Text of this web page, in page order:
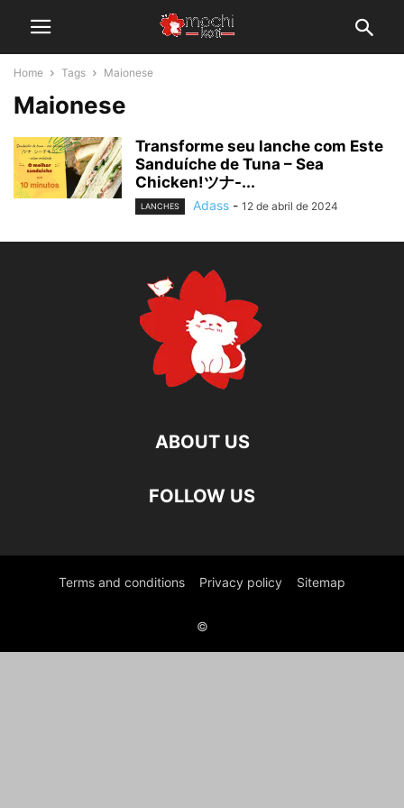
Home Tags Maionese
Maionese
Transforme seu lanche com Este
Sanduíche de Tuna – Sea
Chicken!ツナ-...
LANCHES Adass - 12 de abril de 2024
ABOUT US
FOLLOW US
Terms and conditions Privacy policy Sitemap
©